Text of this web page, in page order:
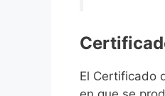
El Certificado